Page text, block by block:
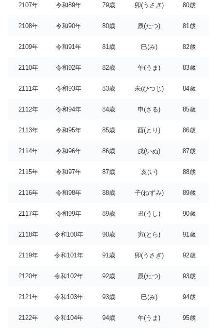
2107年 令和89年 79歳 卯(うさぎ) 80歳
2108年 令和90年 80歳 辰(たつ) 81歳
2109年 令和91年 81歳 巳(み) 82歳
2110年 令和92年 82歳 午(うま) 83歳
2111年 令和93年 83歳 未(ひつじ) 84歳
2112年 令和94年 84歳 申(さる) 85歳
2113年 令和95年 85歳 酉(とり) 86歳
2114年 令和96年 86歳 戌(いぬ) 87歳
2115年 令和97年 87歳 亥(い) 88歳
2116年 令和98年 88歳 子(ねずみ) 89歳
2117年 令和99年 89歳 丑(うし) 90歳
2118年 令和100年 90歳 寅(とら) 91歳
2119年 令和101年 91歳 卯(うさぎ) 92歳
2120年 令和102年 92歳 辰(たつ) 93歳
2121年 令和103年 93歳 巳(み) 94歳
2122年 令和104年 94歳 午(うま) 95歳